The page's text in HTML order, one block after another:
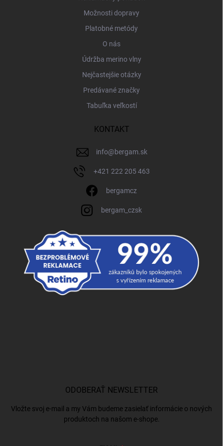
Možnosti dopravy
Platobné metódy
O nás
Údržba merino vlny
Nejčastejšie otázky
Predávané značky
Tabuľka veľkostí
KONTAKT
info@bergam.sk
+421 222 205 463
bergamcz
bergam_czsk
ODOBERAŤ NEWSLETTER
Vložte svoj e-mail a my Vám budeme zasielať informácie o nových
produktoch na našom e-shope.